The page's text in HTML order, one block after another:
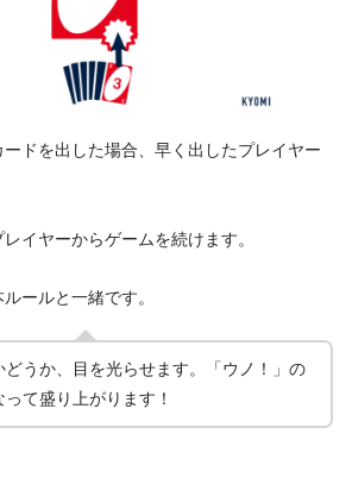
ドを出した場合、早く出したプレイヤー
イヤーからゲームを続けます。
ールと一緒です。
うか、目を光らせます。「ウノ！」の
て盛り上がります！